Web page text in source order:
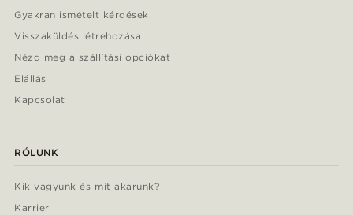
Gyakran ismételt kérdések
Visszaküldés létrehozása
Nézd meg a szállítási opciókat
Elállás
Kapcsolat
RÓLUNK
Kik vagyunk és mit akarunk?
Karrier